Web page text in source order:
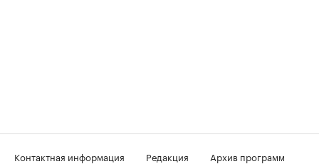
Контактная информация Редакция
Архив программ